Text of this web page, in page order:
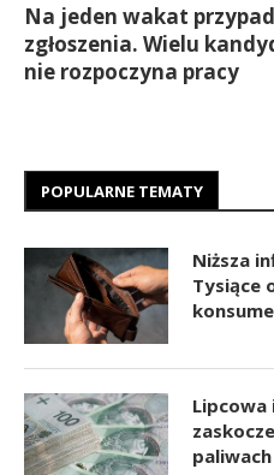
Na jeden wakat
zgłoszenia. Wielu
nie rozpoczyna pracy
POPULARNE TEMATY
Niższa
Tysiące
Lipcowa